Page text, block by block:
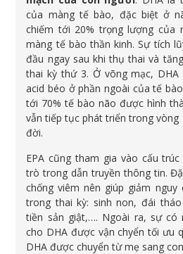
của màng tế bào, đặc biệt ở
chiếm tới 20% trọng lượng của
màng tế bào thần kinh. Sự tích
đầu ngay sau khi thụ thai và
thai kỳ thứ 3. Ở võng mạc,
acid béo ở phần ngoài của tế
tới 70% tế bào não được hình
vẫn tiếp tục phát triển trong vòng
đời.
EPA cũng tham gia vào cấu
trò trong dẫn truyền thông tin.
chống viêm nên giúp giảm
trong thai kỳ: sinh non, đái
tiền sản giật,…. Ngoài ra, sự có
cho DHA được vận chyển tối ưu
DHA được chuyển từ mẹ sang